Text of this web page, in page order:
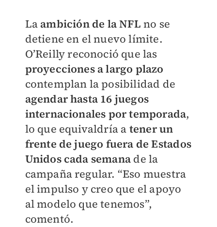
La ambición de la NFL no se
detiene en el nuevo límite.
O’Reilly reconoció que las
proyecciones a largo plazo
contemplan la posibilidad de
agendar hasta 16 juegos
internacionales por temporada,
lo que equivaldría a tener un
frente de juego fuera de Estados
Unidos cada semana de la
campaña regular. “Eso muestra
el impulso y creo que el apoyo
al modelo que tenemos”,
comentó.